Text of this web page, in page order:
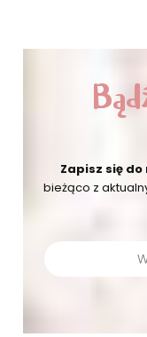
Zapisz się
bieżąco z